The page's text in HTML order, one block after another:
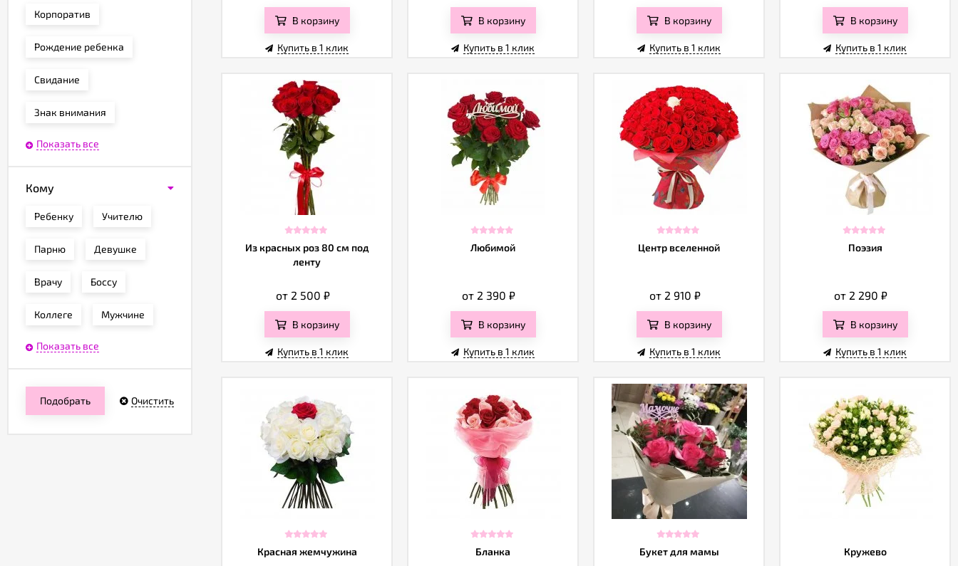
В корзину
Купить в 1 клик
В корзину
Купить в 1 клик
В корзину
Купить в 1 клик
В корзину
Купить в 1 клик
Из красных роз 80 см под
ленту
от 2 500 ₽
В корзину
Купить в 1 клик
Любимой
от 2 390 ₽
В корзину
Купить в 1 клик
Центр вселенной
от 2 910 ₽
В корзину
Купить в 1 клик
Поэзия
от 2 290 ₽
В корзину
Купить в 1 клик
Красная жемчужина Бланка Букет для мамы Кружево
Корпоратив
Рождение ребенка
Свидание
Знак внимания
Показать все
Кому
Ребенку Учителю
Парню Девушке
Врачу Боссу
Коллеге Мужчине
Показать все
Подобрать Очистить